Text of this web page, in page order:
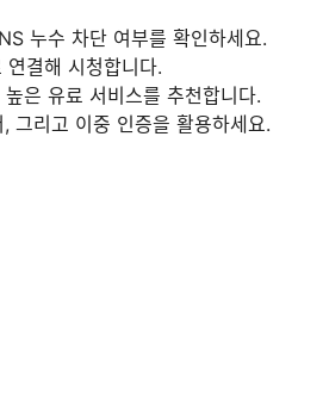
누수 차단 여부를 확인하세요.
결해 시청합니다.
은 유료 서비스를 추천합니다.
그리고 이중 인증을 활용하세요.